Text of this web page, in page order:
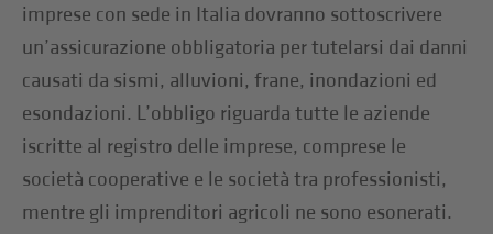
imprese con sede in Italia dovranno sottoscrivere
un’assicurazione obbligatoria per tutelarsi dai danni
causati da sismi, alluvioni, frane, inondazioni ed
esondazioni. L’obbligo riguarda tutte le aziende
iscritte al registro delle imprese, comprese le
società cooperative e le società tra professionisti,
mentre gli imprenditori agricoli ne sono esonerati.